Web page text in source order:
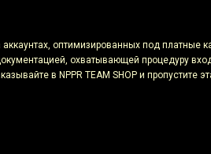
аккаунтах, оптимизированных под платные
охватывающей процедуру
в NPPR TEAM SHOP и пропустите